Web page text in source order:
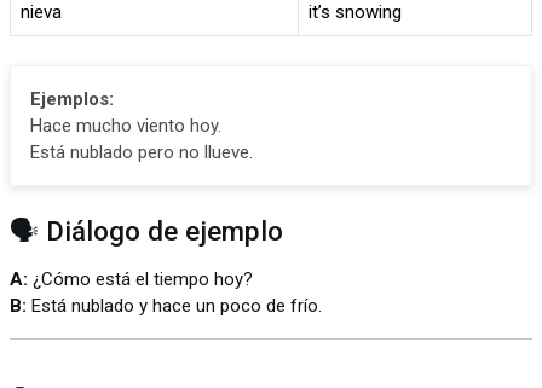
nieva it’s snowing
Ejemplos:
Hace mucho viento hoy.
Está nublado pero no llueve.
🗣️ Diálogo de ejemplo
A: ¿Cómo está el tiempo hoy?
B: Está nublado y hace un poco de frío.